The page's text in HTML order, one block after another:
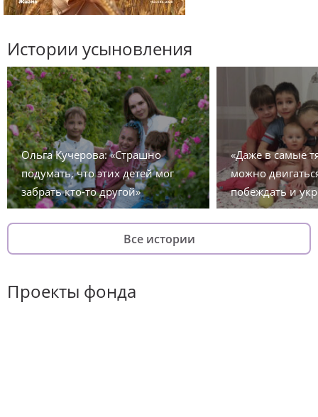
Истории усыновления
Ольга Кучерова: «Страшно
подумать, что этих детей мог
забрать кто-то другой»
«Даже в самые
можно
побеждать и
Все истории
Проекты фонда